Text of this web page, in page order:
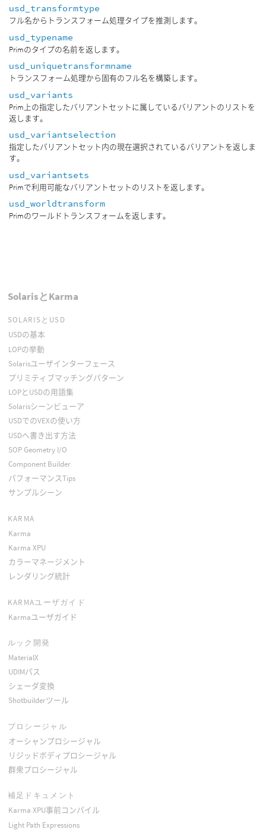
usd_transformtype
フル名からトランスフォーム処理タイプを推測します。
usd_typename
Primのタイプの名前を返します。
usd_uniquetransformname
トランスフォーム処理から固有のフル名を構築します。
usd_variants
Prim上の指定したバリアントセットに属しているバリアントのリストを
返します。
usd_variantselection
指定したバリアントセット内の現在選択されているバリアントを返しま
す。
usd_variantsets
Primで利用可能なバリアントセットのリストを返します。
usd_worldtransform
Primのワールドトランスフォームを返します。
SolarisとKarma
SOLARISとUSD
USDの基本
LOPの挙動
Solarisユーザインターフェース
プリミティブマッチングパターン
LOPとUSDの用語集
Solarisシーンビューア
USDでのVEXの使い方
USDへ書き出す方法
SOP Geometry I/O
Component Builder
パフォーマンスTips
サンプルシーン
KARMA
Karma
Karma XPU
カラーマネージメント
レンダリング統計
KARMAユーザガイド
Karmaユーザガイド
ルック開発
MaterialX
UDIMパス
シェーダ変換
Shotbuilderツール
プロシージャル
オーシャンプロシージャル
リジッドボディプロシージャル
群衆プロシージャル
補足ドキュメント
Karma XPU事前コンパイル
Light Path Expressions